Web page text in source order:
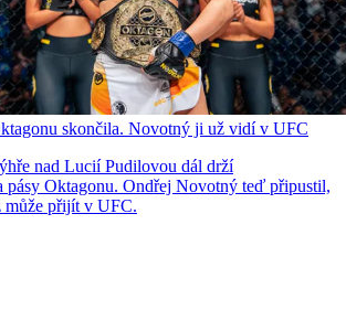
skončila. Novotný ji už vidí v UFC
nad Lucií Pudilovou dál drží
pásy Oktagonu. Ondřej Novotný teď připustil,
může přijít v UFC.